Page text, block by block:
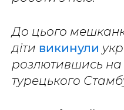
До цього
діти викинули
розлютившись на
турецького